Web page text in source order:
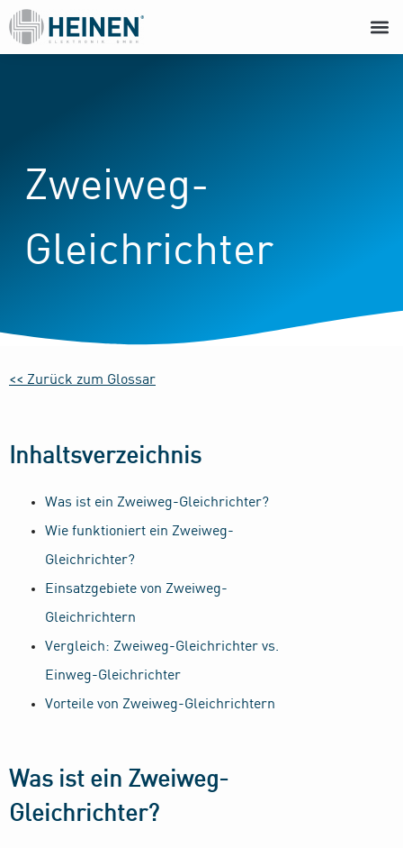
Zweiweg-
Gleichrichter
<< Zurück zum Glossar
Inhaltsverzeichnis
Was ist ein Zweiweg-Gleichrichter?
Wie funktioniert ein Zweiweg-
Gleichrichter?
Einsatzgebiete von Zweiweg-
Gleichrichtern
Vergleich: Zweiweg-Gleichrichter vs.
Einweg-Gleichrichter
Vorteile von Zweiweg-Gleichrichtern
Was ist ein Zweiweg-
Gleichrichter?